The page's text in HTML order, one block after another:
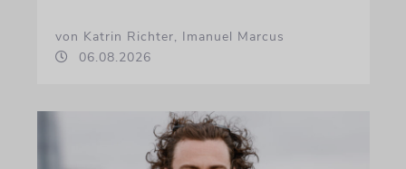
von Katrin Richter, Imanuel Marcus
06.08.2026